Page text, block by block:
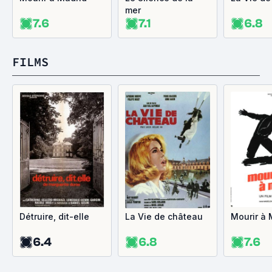
7.6
mer
7.1 6.8
FILMS
Détruire, dit-elle
6.4
La Vie de château
6.8
Mourir à
7.6